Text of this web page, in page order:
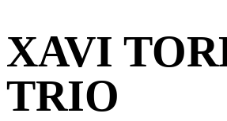
XAVI
TRIO